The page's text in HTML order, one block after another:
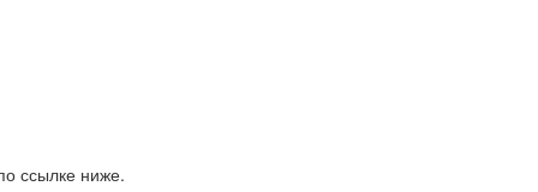
ссылке ниже.